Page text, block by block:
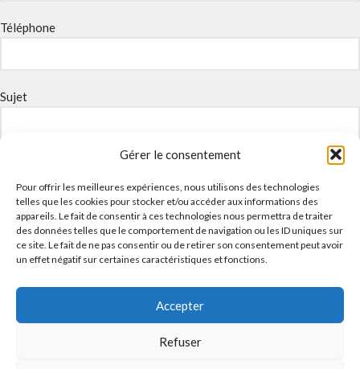
Gérer le consentement
Pour offrir les meilleures expériences, nous utilisons des technologies
telles que les cookies pour stocker et/ou accéder aux informations des
appareils. Le fait de consentir à ces technologies nous permettra de traiter
des données telles que le comportement de navigation ou les ID uniques sur
ce site. Le fait de ne pas consentir ou de retirer son consentement peut avoir
un effet négatif sur certaines caractéristiques et fonctions.
Accepter
Refuser
Téléphone
Sujet